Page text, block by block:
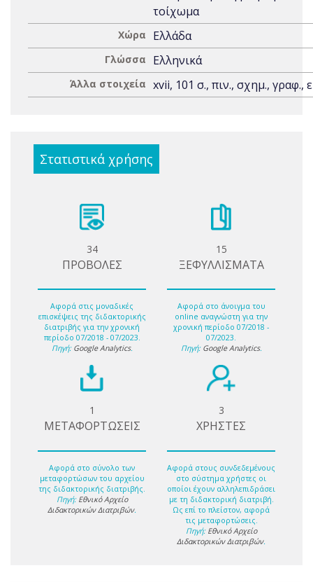
τοίχωμα
Χώρα Ελλάδα
Γλώσσα Ελληνικά
Άλλα στοιχεία xvii, 101 σ., πιν., σχημ., γραφ.,
Στατιστικά χρήσης
34
ΠΡΟΒΟΛΕΣ
Αφορά στις μοναδικές
επισκέψεις της διδακτορικής
διατριβής για την χρονική
περίοδο 07/2018 - 07/2023.
Πηγή: Google Analytics.
15
ΞΕΦΥΛΛΙΣΜΑΤΑ
Αφορά στο άνοιγμα του
online αναγνώστη για την
χρονική περίοδο 07/2018 -
07/2023.
Πηγή: Google Analytics.
1
ΜΕΤΑΦΟΡΤΩΣΕΙΣ
Αφορά στο σύνολο των
μεταφορτώσων του αρχείου
της διδακτορικής διατριβής.
Πηγή: Εθνικό Αρχείο
Διδακτορικών Διατριβών.
3
ΧΡΗΣΤΕΣ
Αφορά στους συνδεδεμένους
στο σύστημα χρήστες οι
οποίοι έχουν αλληλεπιδράσει
με τη διδακτορική διατριβή.
Ως επί το πλείστον, αφορά
τις μεταφορτώσεις.
Πηγή: Εθνικό Αρχείο
Διδακτορικών Διατριβών.